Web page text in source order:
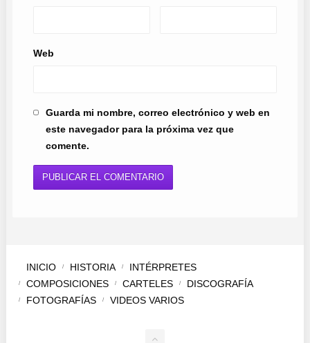
Web
Guarda mi nombre, correo electrónico y web en
este navegador para la próxima vez que
comente.
INICIO HISTORIA
INTÉRPRETES
COMPOSICIONES
CARTELES
DISCOGRAFÍA
FOTOGRAFÍAS
VIDEOS VARIOS